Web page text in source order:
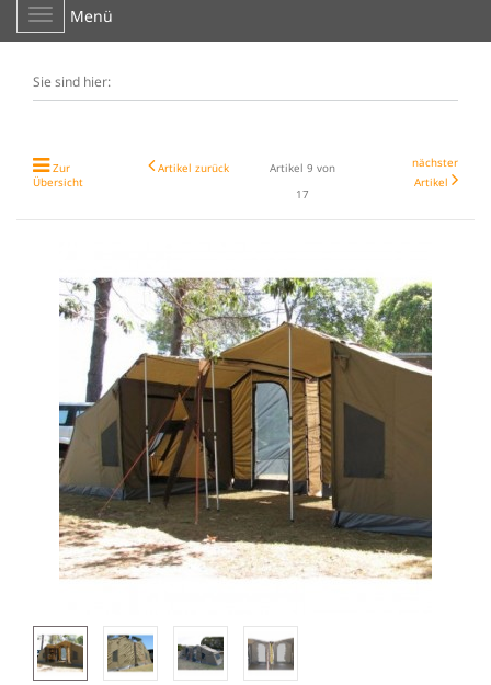
Toggle
navigation
Menü
Sie sind hier:
Zur
Übersicht
Artikel zurück
Artikel 9 von
17
nächster
Artikel